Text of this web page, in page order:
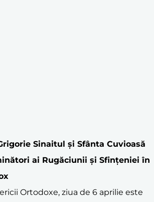
Sinaitul și Sfânta Cuvioasă
ai Rugăciunii și Sfințeniei în
Ortodoxe, ziua de 6 aprilie este